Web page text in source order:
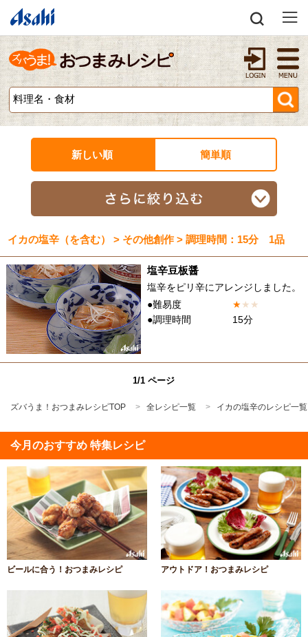
新しい順 簡単順
イカの塩辛（を含む） > その他創作 > 調理時間：15分 1品
塩辛豆板醤
塩辛をピリ辛にアレンジしました。
●難易度
★★ ★
●調理時間
15分
1/1 ページ
ズバうま！おつまみレシピTOP 全レシピ一覧 イカの塩辛のレシピ一覧
今月のおすすめ 特集レシピ
ビールに合う！おつまみレシピ アウトドア！おつまみレシピ